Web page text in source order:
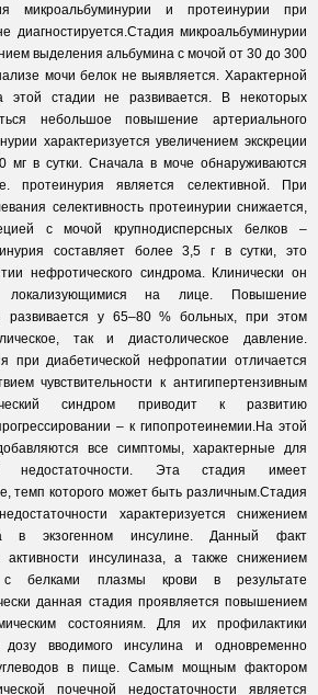
микроальбуминурии и протеинурии при
диагностируется.Стадия микроальбуминурии
выделения альбумина с мочой от 30 до 300
мочи белок не выявляется. Характерной
этой стадии не развивается. В некоторых
небольшое повышение артериального
характеризуется увеличением экскреции
мг в сутки. Сначала в моче обнаруживаются
протеинурия является селективной. При
селективность протеинурии снижается,
с мочой крупнодисперсных белков –
составляет более 3,5 г в сутки, это
нефротического синдрома. Клинически он
локализующимися на лице. Повышение
развивается у 65–80 % больных, при этом
так и диастолическое давление.
при диабетической нефропатии отличается
чувствительности к антигипертензивным
синдром приводит к развитию
– к гипопротеинемии.На этой
все симптомы, характерные для
недостаточности. Эта стадия имеет
темп которого может быть различным.Стадия
характеризуется снижением
в экзогенном инсулине. Данный факт
активности инсулиназа, а также снижением
с белками плазмы крови в результате
данная стадия проявляется повышением
состояниям. Для их профилактики
вводимого инсулина и одновременно
в пище. Самым мощным фактором
почечной недостаточности является